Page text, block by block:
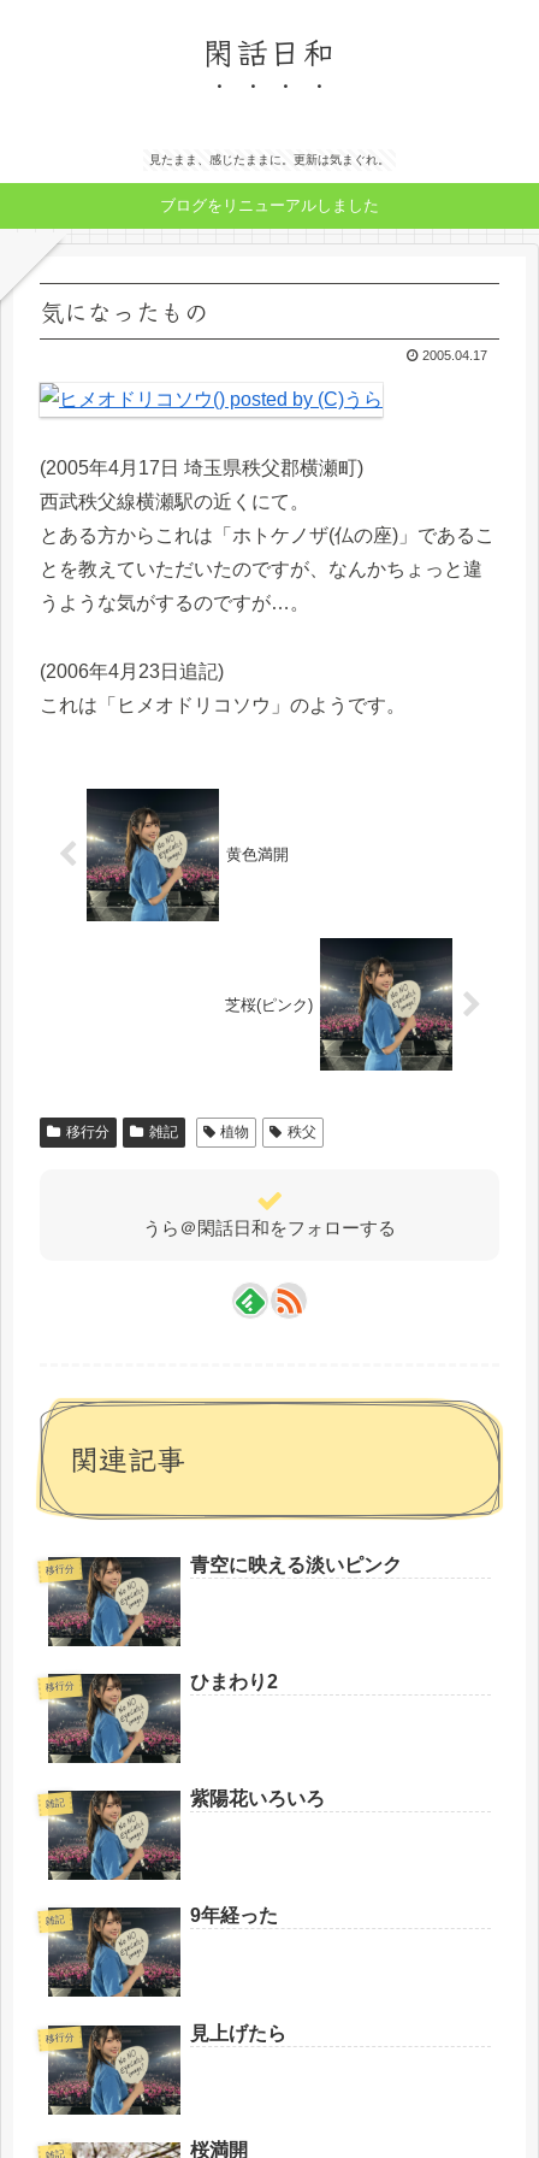
閑話日和
見たまま、感じたままに。更新は気まぐれ。
ブログをリニューアルしました
気になったもの
2005.04.17
(2005年4月17日 埼玉県秩父郡横瀬町)
西武秩父線横瀬駅の近くにて。
とある方からこれは「ホトケノザ(仏の座)」であるこ
とを教えていただいたのですが、なんかちょっと違
うような気がするのですが…。
(2006年4月23日追記)
これは「ヒメオドリコソウ」のようです。
黄色満開
芝桜(ピンク)
移行分 雑記 植物 秩父
うら＠閑話日和をフォローする
関連記事
移行分 青空に映える淡いピンク
移行分 ひまわり2
雑記 紫陽花いろいろ
雑記 9年経った
移行分 見上げたら
雑記 桜満開